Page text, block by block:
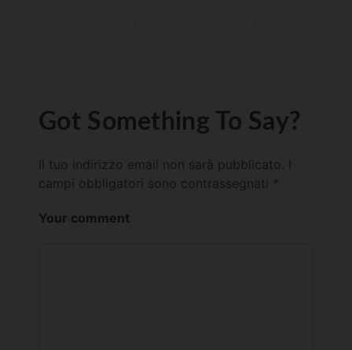
Got Something To Say?
Il tuo indirizzo email non sarà pubblicato.
campi obbligatori sono contrassegnati *
Your comment